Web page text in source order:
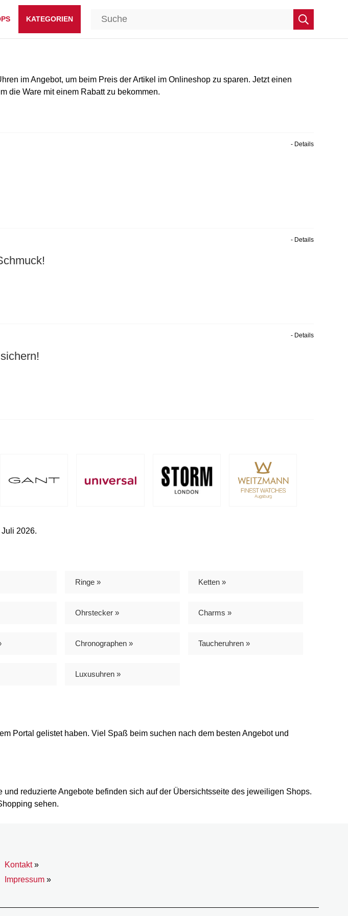
KATEGORIEN
im Angebot, um beim Preis der Artikel im Onlineshop zu sparen. Jetzt einen
die Ware mit einem Rabatt zu bekommen.
- Details
- Details
- Details
2026.
Ringe » Ketten »
Ohrstecker » Charms »
Chronographen » Taucheruhren »
Luxusuhren »
Portal gelistet haben. Viel Spaß beim suchen nach dem besten Angebot und
reduzierte Angebote befinden sich auf der Übersichtsseite des jeweiligen Shops.
sehen.
Kontakt»
Impressum »